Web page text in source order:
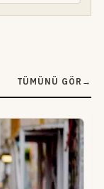
TÜMÜNÜ GÖR →